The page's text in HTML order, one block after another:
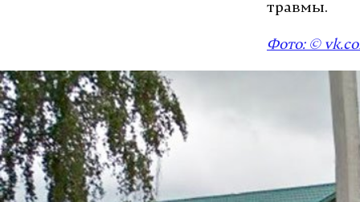
травмы.
Фото: ©